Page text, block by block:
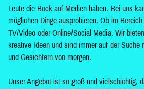
Leute die Bock auf Medien haben. Bei uns
möglichen Dinge ausprobieren. Ob im
TV/Video oder Online/Social Media. Wir
kreative Ideen und sind immer auf der Suche
und Gesichtern von morgen.
Unser Angebot ist so groß und vielschichtig,